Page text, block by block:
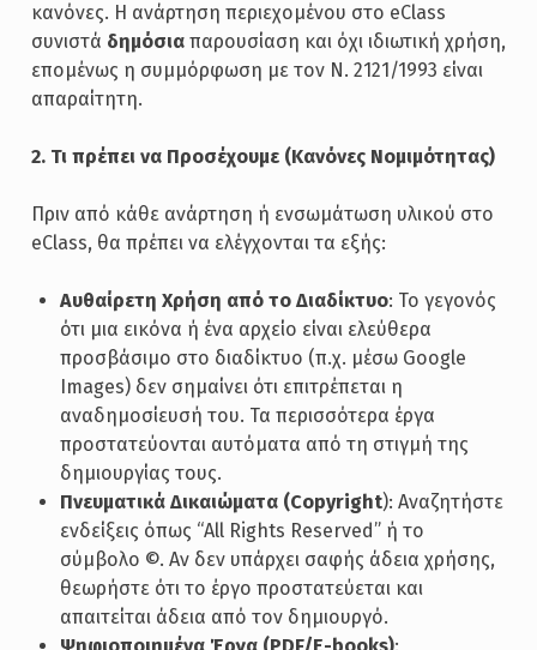
κανόνες. Η ανάρτηση περιεχομένου στο eClass
συνιστά δημόσιαπαρουσίαση και όχι ιδιωτική χρήση,
επομένως η συμμόρφωση με τον Ν. 2121/1993 είναι
απαραίτητη.
2. Τι πρέπει να Προσέχουμε (Κανόνες Νομιμότητας)
Πριν από κάθε ανάρτηση ή ενσωμάτωση υλικού στο
eClass, θα πρέπει να ελέγχονται τα εξής:
Αυθαίρετη Χρήση από το Διαδίκτυο: Το γεγονός
ότι μια εικόνα ή ένα αρχείο είναι ελεύθερα
προσβάσιμο στο διαδίκτυο (π.χ. μέσω Google
Images) δεν σημαίνει ότι επιτρέπεται η
αναδημοσίευσή του. Τα περισσότερα έργα
προστατεύονται αυτόματα από τη στιγμή της
δημιουργίας τους.
Πνευματικά Δικαιώματα (Copyright): Αναζητήστε
ενδείξεις όπως “All Rights Reserved” ή το
σύμβολο ©. Αν δεν υπάρχει σαφής άδεια χρήσης,
θεωρήστε ότι το έργο προστατεύεται και
απαιτείται άδεια από τον δημιουργό.